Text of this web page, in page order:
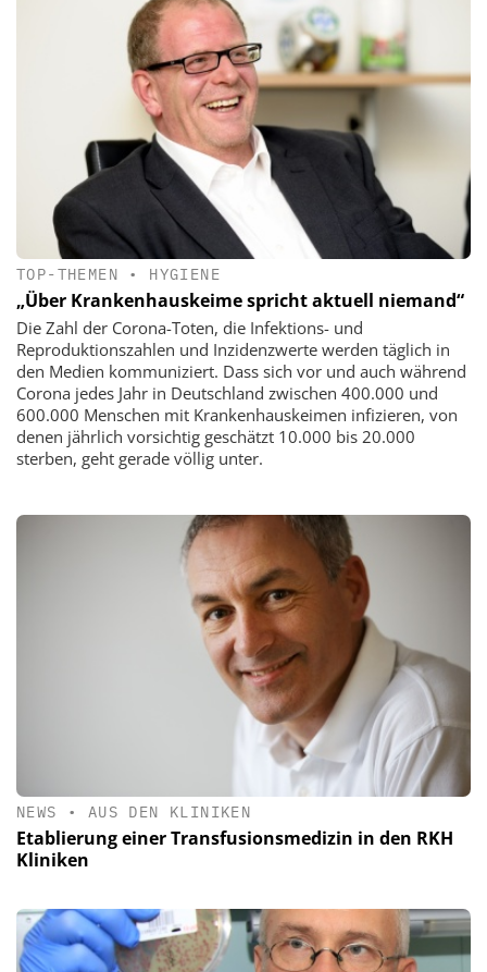
TOP-THEMEN • HYGIENE
„Über Krankenhauskeime spricht aktuell niemand“
Die Zahl der Corona-Toten, die Infektions- und
Reproduktionszahlen und Inzidenzwerte werden täglich in
den Medien kommuniziert. Dass sich vor und auch während
Corona jedes Jahr in Deutschland zwischen 400.000 und
600.000 Menschen mit Krankenhauskeimen infizieren, von
denen jährlich vorsichtig geschätzt 10.000 bis 20.000
sterben, geht gerade völlig unter.
NEWS • AUS DEN KLINIKEN
Etablierung einer Transfusionsmedizin in den RKH
Kliniken